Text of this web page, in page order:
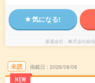
気になる!
派遣会社 株式会社綜
未読
NEW
掲載日 2026/08/08